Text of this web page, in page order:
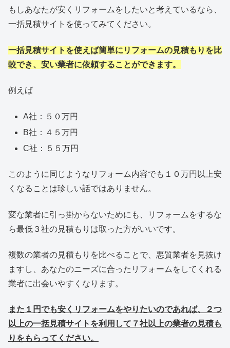
もしあなたが安くリフォームをしたいと考えているなら、
一括見積サイトを使ってみてください。
一括見積サイトを使えば簡単にリフォームの見積もりを比
較でき、安い業者に依頼することができます。
例えば
A社：５０万円
B社：４５万円
C社：５５万円
このように同じようなリフォーム内容でも１０万円以上安
くなることは珍しい話ではありません。
変な業者に引っ掛からないためにも、リフォームをするな
ら最低３社の見積もりは取った方がいいです。
複数の業者の見積もりを比べることで、悪質業者を見抜け
ますし、あなたのニーズに合ったリフォームをしてくれる
業者に出会いやすくなります。
また１円でも安くリフォームをやりたいのであれば、２つ
以上の一括見積サイトを利用して７社以上の業者の見積も
りをもらってください。